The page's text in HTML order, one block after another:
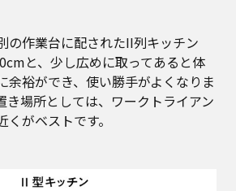
の作業台に配されたII列キッチン
と、少し広めに取ってあると体
余裕ができ、使い勝手がよくなりま
き場所としては、ワークトライアン
がベストです。